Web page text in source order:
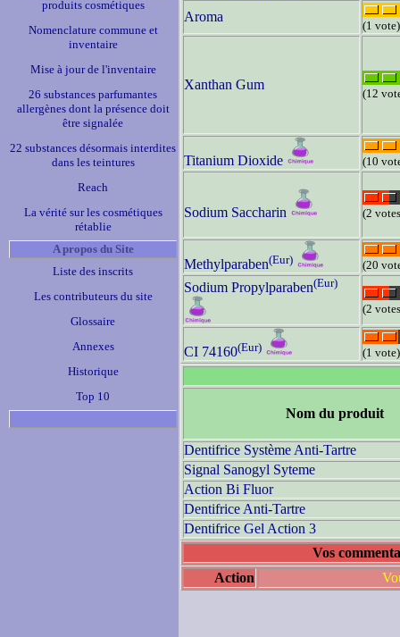
produits cosmétiques
Nomenclature commune et
inventaire
Mise à jour de l'inventaire
26 substances parfumantes
allergènes dont la présence doit
être signalée
22 substances désormais interdites
dans les teintures
Reach
La vérité sur les cosmétiques
rétablie
A propos du Site
Liste des inscrits
Les contributeurs du site
Glossaire
Annexes
Historique
Top 10
Aroma
(1 vote)
Xanthan Gum
(12
Titanium Dioxide (10
Sodium Saccharin (2
Methylparaben(Eur) (20
Sodium Propylparaben(Eur)
(2
CI 74160(Eur) (1 vote)
Nom du produit
Dentifrice Système Anti-Tartre
Signal Sanogyl Syteme
Action Bi Fluor
Dentifrice Anti-Tartre
Dentifrice Gel Action 3
Vos
Action